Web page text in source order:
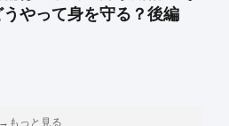
やって身を守る？後編
→もっと見る